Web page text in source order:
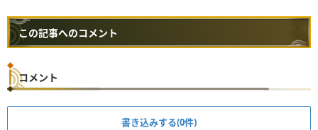
この記事へのコメント
コメント
書き込みする(0件)